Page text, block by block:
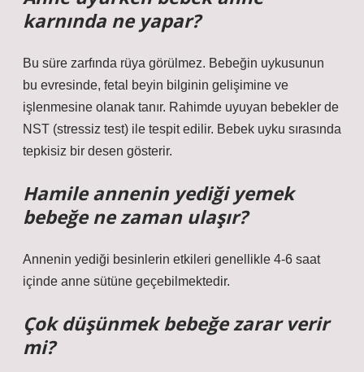
karnında ne yapar?
Bu süre zarfında rüya görülmez. Bebeğin uykusunun
bu evresinde, fetal beyin bilginin gelişimine ve
işlenmesine olanak tanır. Rahimde uyuyan bebekler de
NST (stressiz test) ile tespit edilir. Bebek uyku sırasında
tepkisiz bir desen gösterir.
Hamile annenin yediği yemek
bebeğe ne zaman ulaşır?
Annenin yediği besinlerin etkileri genellikle 4-6 saat
içinde anne sütüne geçebilmektedir.
Çok düşünmek bebeğe zarar verir
mi?